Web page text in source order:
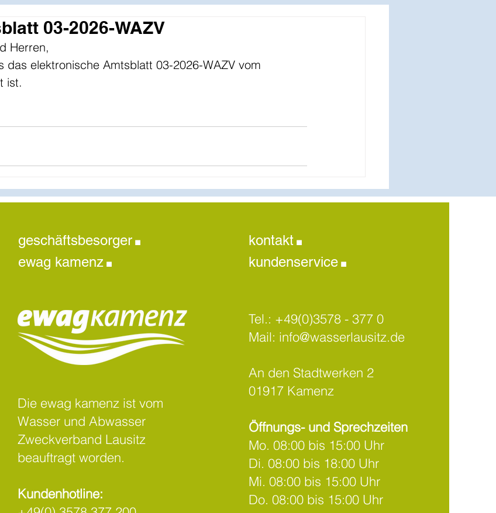
03-2026-WAZV
Herren,
das elektronische Amtsblatt 03-2026-WAZV vom
ist.
geschäftsbesorger.
ewag kamenz.
Die ewag kamenz ist vom
Wasser und Abwasser
Zweckverband Lausitz
beauftragt worden.
Kundenhotline:
kontakt.
kundenservice.
Tel.: +49(0)3578 - 377 0
Mail: info@wasserlausitz.de
An den Stadtwerken 2
01917 Kamenz
Öffnungs- und Sprechzeiten
Mo. 08:00 bis 15:00 Uhr
Di. 08:00 bis 18:00 Uhr
Mi. 08:00 bis 15:00 Uhr
Do. 08:00 bis 15:00 Uhr